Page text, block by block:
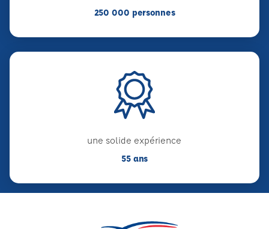
250 000 personnes
une solide expérience
55 ans